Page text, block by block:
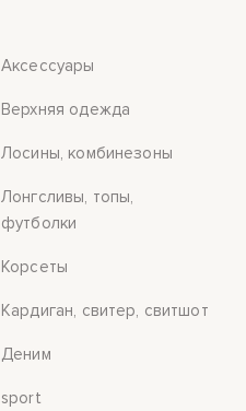
Аксессуары
Верхняя одежда
Лосины, комбинезоны
Лонгсливы, топы,
футболки
Корсеты
Кардиган, свитер, свитшот
Деним
sport